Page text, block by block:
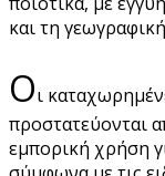
και τη
Οι
προστατεύονται
εμπορική χρήση